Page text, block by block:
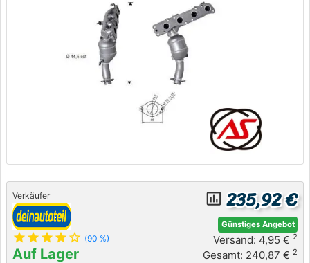
Verkäufer
star star star star star_outline (90 %)
Auf Lager
insert_chart_outlined 235,92 €
Günstiges Angebot
Versand: 4,95 € 2
Gesamt: 240,87 € 2